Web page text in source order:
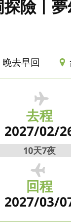
險丨夢
晚去早回
去程
2027/02/
10天7夜
回程
2027/03/